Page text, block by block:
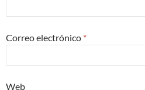
Correo electrónico *
Web